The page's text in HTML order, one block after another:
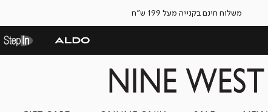
משלוח חינם בקנייה מעל 199 ש"ח